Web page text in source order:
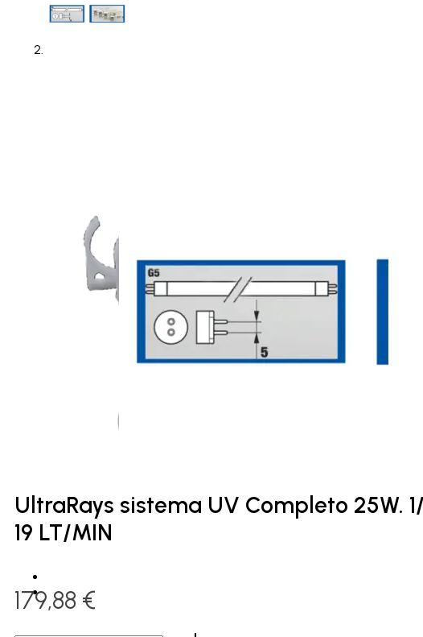
UltraRays sistema UV Completo 25W.
19 LT/MIN
179,88 €